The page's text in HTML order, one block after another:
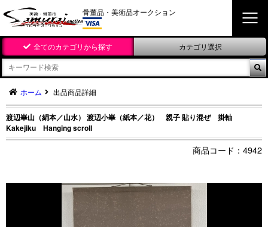
骨董品・美術品オークション
全てのカテゴリから探す カテゴリ選択

ホーム 出品商品詳細
渡辺崋山（絹本／山水） 渡辺小崋（紙本／花） 親子 貼り混ぜ 掛軸
Kakejiku Hanging scroll
4942